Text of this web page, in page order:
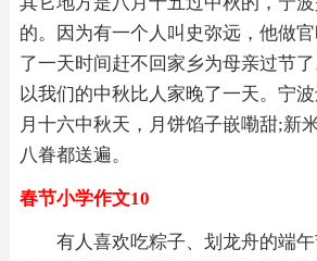
的。因为有一个人叫史弥远，他做
了一天时间赶不回家乡为母亲过节
以我们的中秋比人家晚了一天。宁
月十六中秋天，月饼馅子嵌嘞甜;新
八眷都送遍。
春节小学作文10
有人喜欢吃粽子、划龙舟的端